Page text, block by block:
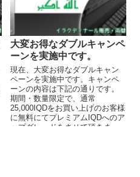
大変お得なダブルキャンペ
ーンを実施中です。
現在、大変お得なダブルキャン
ペーンを実施中です。キャンペ
ーンの内容は下記の通りです。
期間・数量限定で、通常
25,000IQDをお買い上げのお客様
に無料にてプレミアムIQDへのア
ップグレードをさせて頂きま